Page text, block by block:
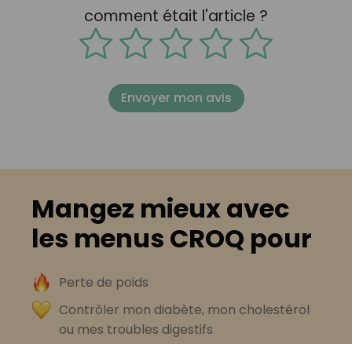
comment était l'article ?
Envoyer mon avis
Mangez mieux avec
les menus CROQ pour
Perte de poids
Contrôler mon diabète, mon cholestérol
ou mes troubles digestifs